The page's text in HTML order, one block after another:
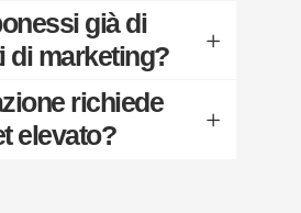
già di
di marketing?
richiede
elevato?